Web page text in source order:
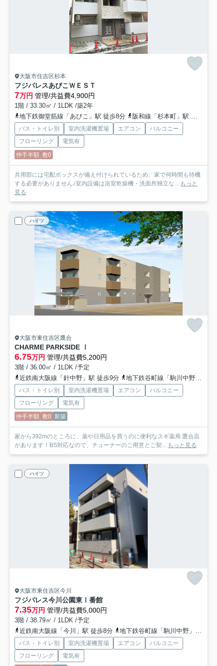
大阪市住吉区杉本
フジパレスあびこＷＥＳＴ
7万円 管理/共益費4,900円
1階 / 33.30㎡ / 1LDK /築2年
地下鉄御堂筋線「あびこ」駅 徒歩8分
阪和線「杉本町」駅 徒歩10分
バス・トイレ別 室内洗濯機置場 エアコン
バルコニー
フローリング
電気有
仲手半額 敷0
共用部には宅配ボックスが備え付けられているため、家で何時間も待機
する必要がありません♪室内設備は浴室乾燥機・洗面所独立な... もっと
見る
ハイツ
大阪市東住吉区鷹合
CHARME PARKSIDE Ⅰ
6.75万円 管理/共益費5,200円
3階 / 36.00㎡ / 1LDK /予定
近鉄南大阪線「針中野」駅 徒歩9分
地下鉄谷町線「駒川中野」駅 徒歩16分
バス・トイレ別 室内洗濯機置場 エアコン
バルコニー
フローリング
電気有
仲手半額 敷0 新築
家から392mのところに、薬や日用品を買うのに便利なスギ薬局 鷹合店
があります！BS対応なので、チューナーのご用意とご契... もっと見る
ハイツ
大阪市東住吉区今川
フジパレス今川公園東Ⅰ番館
7.35万円 管理/共益費5,000円
3階 / 38.79㎡ / 1LDK /予定
近鉄南大阪線「今川」駅 徒歩8分
地下鉄谷町線「駒川中野」駅 徒歩10分
バス・トイレ別 室内洗濯機置場 エアコン
バルコニー
フローリング
電気有